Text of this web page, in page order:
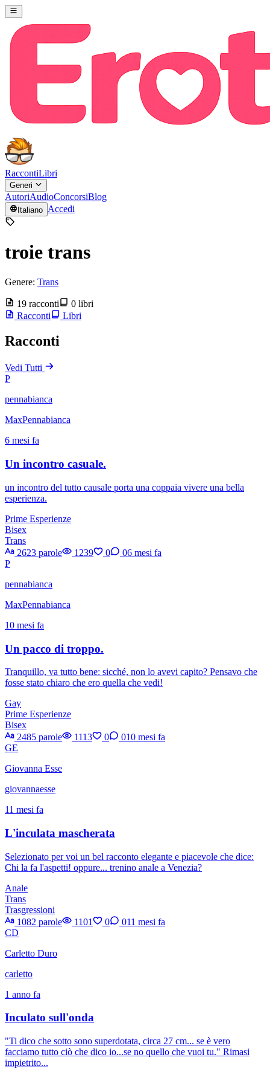
RaccontiLibri
Generi
AutoriAudioConcorsiBlog
Italiano Accedi
troie trans
Genere: Trans
19 racconti
0 libri
Racconti
Libri
Racconti
Vedi Tutti
P
pennabianca
MaxPennabianca
6 mesi fa
Un incontro casuale.
un incontro del tutto causale porta una coppaia vivere una bella
esperienza.
Prime Esperienze
Bisex
Trans
2623 parole
1239 0 06 mesi fa
P
pennabianca
MaxPennabianca
10 mesi fa
Un pacco di troppo.
Tranquillo, va tutto bene: sicché, non lo avevi capito? Pensavo che
fosse stato chiaro che ero quella che vedi!
Gay
Prime Esperienze
Bisex
2485 parole
1113 0 010 mesi fa
GE
Giovanna Esse
giovannaesse
11 mesi fa
L'inculata mascherata
Selezionato per voi un bel racconto elegante e piacevole che dice:
Chi la fa l'aspetti! oppure... trenino anale a Venezia?
Anale
Trans
Trasgressioni
1082 parole
1101 0 011 mesi fa
CD
Carletto Duro
carletto
1 anno fa
Inculato sull'onda
"Ti dico che sotto sono superdotata, circa 27 cm... se è vero
facciamo tutto ciò che dico io...se no quello che vuoi tu." Rimasi
impietrito...